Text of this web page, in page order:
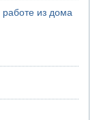
работе из дома